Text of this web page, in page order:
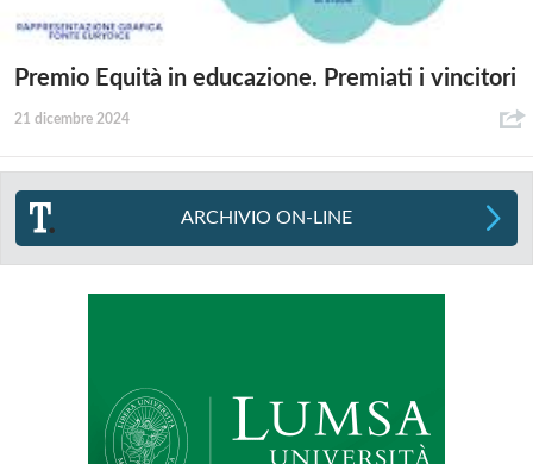
Premio Equità in educazione. Premiati i vincitori
21 dicembre 2024
ARCHIVIO ON-LINE